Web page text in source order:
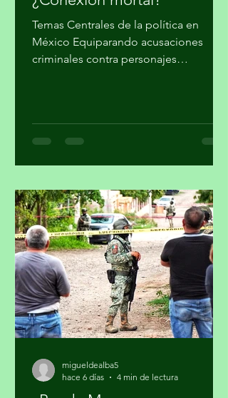
¿Conexión mortal?
Temas Centrales de la política en
del país, en Palacio Nacional reclaman
supuesto injerencismo de los
2 Habría que considerar, en el origen
de las estrategias anunciadas por el
gobierno de los Estados Unidos (EUA)
en su lucha contra el narcotráfico, la
persistencia que tiene el presidente
Donald Trump en qu
hace 4 días
4 min de lectura
migueldealba5